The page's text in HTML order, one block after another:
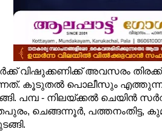
വിഷുക്കണിക്ക് അവസരം
കൂടുതല്‍ പൊലീസും
പമ്പ - നിലയ്ക്കല്‍ ചെയിന്‍
ചെങ്ങന്നൂര്‍, പത്തനംതിട്ട,